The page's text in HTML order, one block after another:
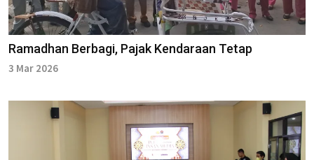
Ramadhan Berbagi, Pajak Kendaraan Tetap
3 Mar 2026